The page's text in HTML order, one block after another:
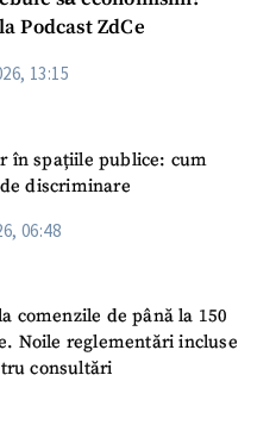
Podcast ZdCe
13:15
în spațiile publice: cum
discriminare
06:48
comenzile de până la 150
Noile reglementări incluse
consultări